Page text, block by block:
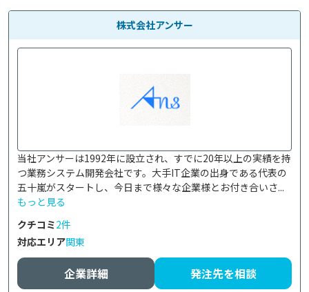
株式会社アンサー
当社アンサーは1992年に設立され、すでに20年以上の実績を持
つ業務システム開発会社です。大手IT企業の出身である代表の
五十嵐がスタートし、今日まで様々な企業様とお付き合いさ...
もっと見る
クチコミ2件
対応エリア関東
企業詳細 発注先を相談